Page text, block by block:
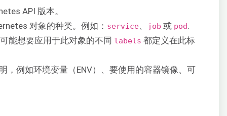
API 版本。
对象的种类。例如： service、 job 或 pod.
能想要应用于此对象的不同 labels 都定义在此标
，例如环境变量（ENV）、要使用的容器镜像、可